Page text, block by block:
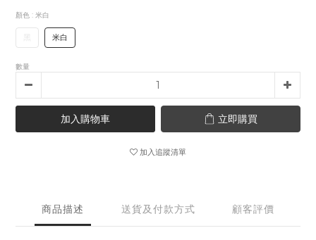
顏色 : 米白
米白
數量
加入購物車 立即購買
加入追蹤清單
商品描述 送貨及付款方式 顧客評價